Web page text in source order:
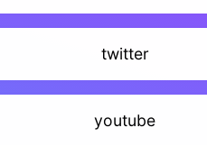
twitter
youtube